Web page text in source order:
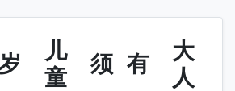
儿
童
须 有
大
人